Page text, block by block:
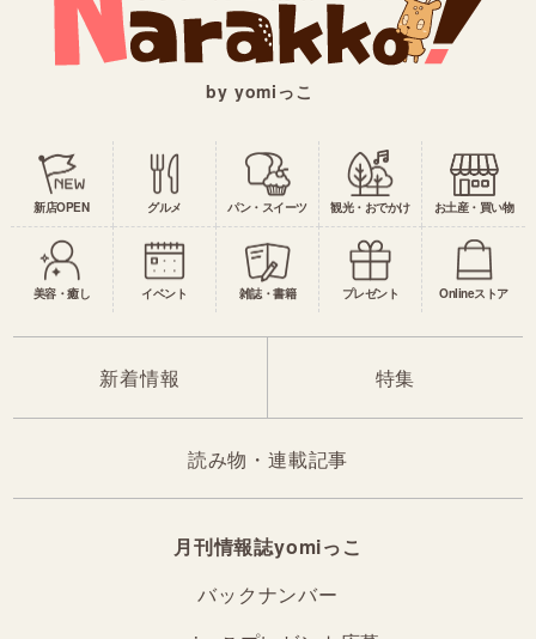
by yomiっこ
新店OPEN グルメ パン・スイーツ 観光・おでかけ お土産・買い物
美容・癒し イベント 雑誌・書籍 プレゼント Onlineストア
新着情報 特集
読み物・連載記事
月刊情報誌yomiっこ
バックナンバー